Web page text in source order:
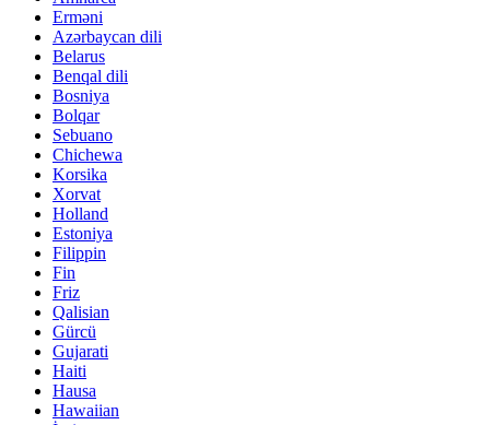
Erməni
Azərbaycan dili
Belarus
Benqal dili
Bosniya
Bolqar
Sebuano
Chichewa
Korsika
Xorvat
Holland
Estoniya
Filippin
Fin
Friz
Qalisian
Gürcü
Gujarati
Haiti
Hausa
Hawaiian